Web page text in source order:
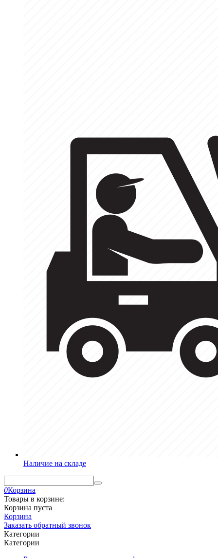
Наличие на складе
0Корзина
Товары в корзине:
Корзина пуста
Корзина
Заказать обратный звонок
Категории
Категории